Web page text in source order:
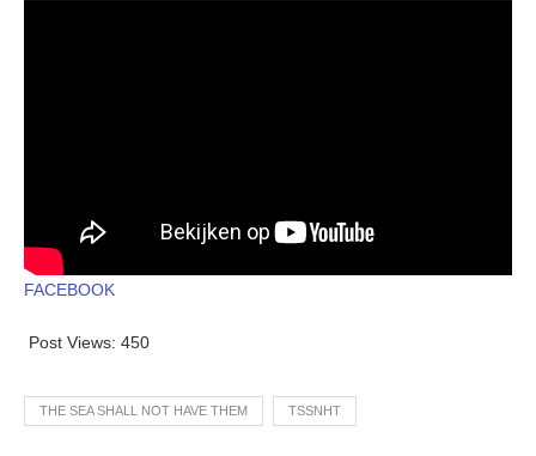
FACEBOOK
Post Views: 450
THE SEA SHALL NOT HAVE THEM TSSNHT